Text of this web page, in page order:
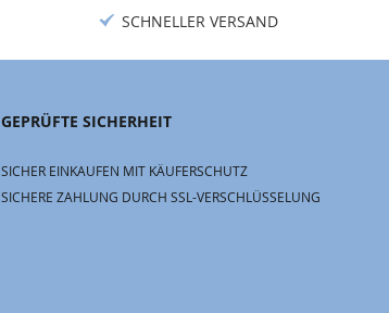
SCHNELLER VERSAND
GEPRÜFTE SICHERHEIT
SICHER EINKAUFEN MIT KÄUFERSCHUTZ
SICHERE ZAHLUNG DURCH SSL-VERSCHLÜSSELUNG